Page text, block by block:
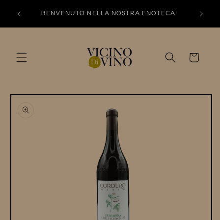
direttamenteBENVENUTO NELLA NOSTRA ENOTECA!
Carrello
Passa alle
sul prodotto